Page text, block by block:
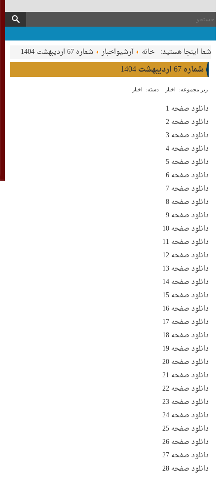
شما اینجا هستید: خانه آرشیواخبار شماره 67 اردیبهشت 1404
شماره 67 اردیبهشت 1404
زیر مجموعه: اخبار دسته: اخبار
دانلود صفحه 1
دانلود صفحه 2
دانلود صفحه 3
دانلود صفحه 4
دانلود صفحه 5
دانلود صفحه 6
دانلود صفحه 7
دانلود صفحه 8
دانلود صفحه 9
دانلود صفحه 10
دانلود صفحه 11
دانلود صفحه 12
دانلود صفحه 13
دانلود صفحه 14
دانلود صفحه 15
دانلود صفحه 16
دانلود صفحه 17
دانلود صفحه 18
دانلود صفحه 19
دانلود صفحه 20
دانلود صفحه 21
دانلود صفحه 22
دانلود صفحه 23
دانلود صفحه 24
دانلود صفحه 25
دانلود صفحه 26
دانلود صفحه 27
دانلود صفحه 28